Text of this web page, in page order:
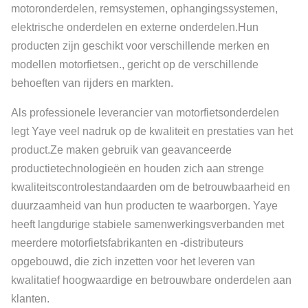
motoronderdelen, remsystemen, ophangingssystemen,
elektrische onderdelen en externe onderdelen.Hun
producten zijn geschikt voor verschillende merken en
modellen motorfietsen., gericht op de verschillende
behoeften van rijders en markten.
Als professionele leverancier van motorfietsonderdelen
legt Yaye veel nadruk op de kwaliteit en prestaties van het
product.Ze maken gebruik van geavanceerde
productietechnologieën en houden zich aan strenge
kwaliteitscontrolestandaarden om de betrouwbaarheid en
duurzaamheid van hun producten te waarborgen. Yaye
heeft langdurige stabiele samenwerkingsverbanden met
meerdere motorfietsfabrikanten en -distributeurs
opgebouwd, die zich inzetten voor het leveren van
kwalitatief hoogwaardige en betrouwbare onderdelen aan
klanten.